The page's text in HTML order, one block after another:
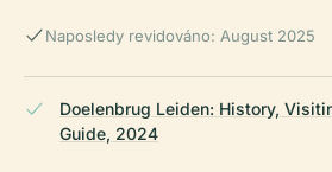
Naposledy revidováno: August 2025
Doelenbrug Leiden: History,
Guide, 2024